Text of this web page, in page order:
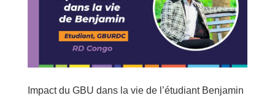
Impact du GBU dans la vie de l’étudiant Benjamin